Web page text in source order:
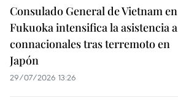
Consulado General de Vietnam en
Fukuoka intensifica la asistencia a
connacionales tras terremoto en
Japón
29/07/2026 13:26